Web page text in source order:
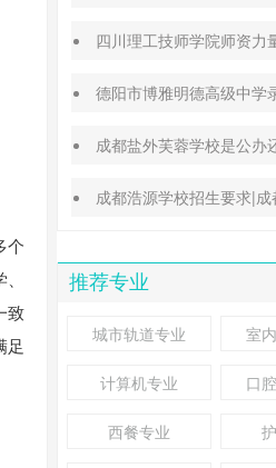
个
致
足
四川理工技师学院师资力量好吗?学
德阳市博雅明德高级中学录取分数线|
成都盐外芙蓉学校是公办还是民办?高
成都浩源学校招生要求|成都浩源
推荐专业
城市轨道专业 室
计算机专业 口
西餐专业